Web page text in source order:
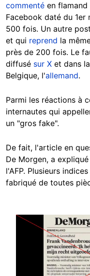
commenté en
Facebook daté du
500 fois. Un autre
et qui reprend la
près de 200 fois. Le
diffusé sur X et dans
Belgique, l'allemand.
Parmi les réactions à
internautes qui
un "gros fake".
De fait, l'article en
De Morgen, a
l'AFP. Plusieurs
fabriqué de toutes
Image